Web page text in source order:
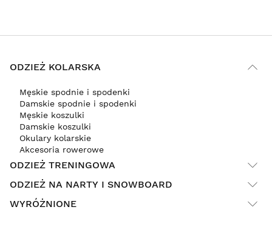
ODZIEŻ KOLARSKA
Męskie spodnie i spodenki
Damskie spodnie i spodenki
Męskie koszulki
Damskie koszulki
Okulary kolarskie
Akcesoria rowerowe
ODZIEŻ TRENINGOWA
ODZIEŻ NA NARTY I SNOWBOARD
WYRÓŻNIONE